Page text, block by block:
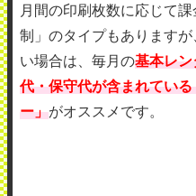
月間の印刷枚数に応じて
制」のタイプもあります
い場合は、毎月の基本レ
代・保守代が含まれてい
ー」がオススメです。